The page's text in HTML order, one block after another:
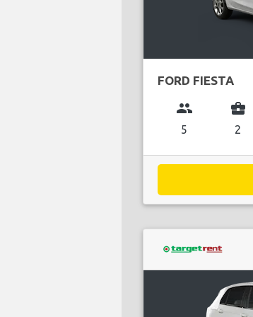
FORD FIESTA
group
5
business_center
2